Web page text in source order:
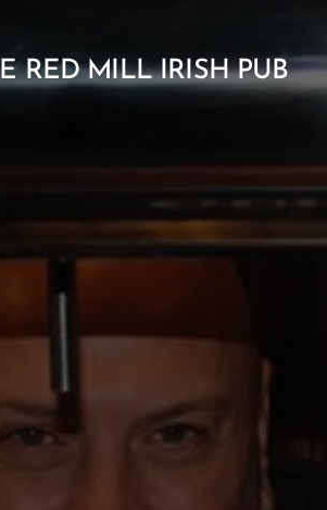
RED MILL IRISH PUB